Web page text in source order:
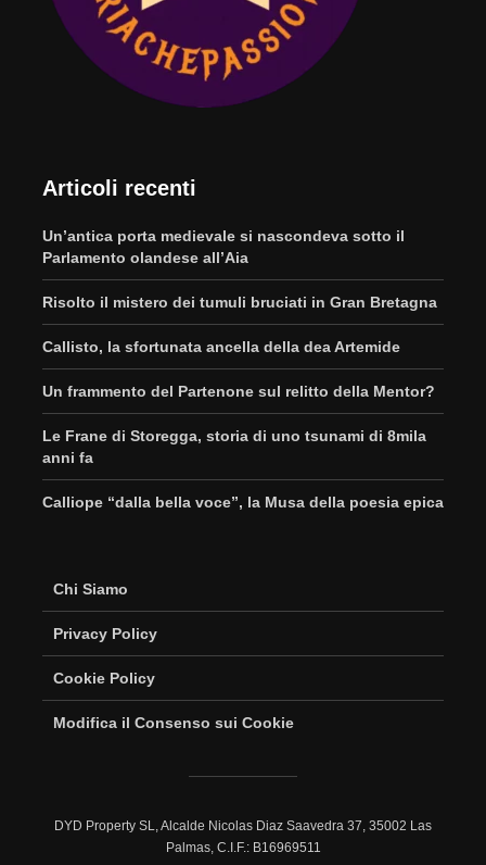
Articoli recenti
Un’antica porta medievale si nascondeva sotto il
Parlamento olandese all’Aia
Risolto il mistero dei tumuli bruciati in Gran Bretagna
Callisto, la sfortunata ancella della dea Artemide
Un frammento del Partenone sul relitto della Mentor?
Le Frane di Storegga, storia di uno tsunami di 8mila
anni fa
Calliope “dalla bella voce”, la Musa della poesia epica
Chi Siamo
Privacy Policy
Cookie Policy
Modifica il Consenso sui Cookie
DYD Property SL, Alcalde Nicolas Diaz Saavedra 37, 35002 Las
Palmas, C.I.F.: B16969511